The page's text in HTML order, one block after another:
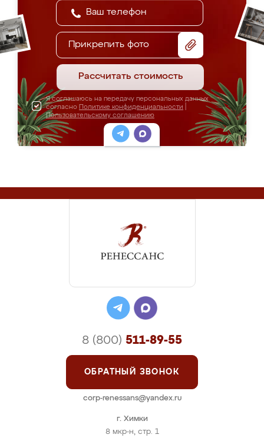
Прикрепить фото
Рассчитать стоимость
Я соглашаюсь на передачу персональных данных
согласно Политике конфиденциальности
Пользовательскому соглашению
г. Химки
8 мкр-н, стр. 1
8 (800) 511-89-55
ОБРАТНЫЙ ЗВОНОК
corp-renessans@yandex.ru